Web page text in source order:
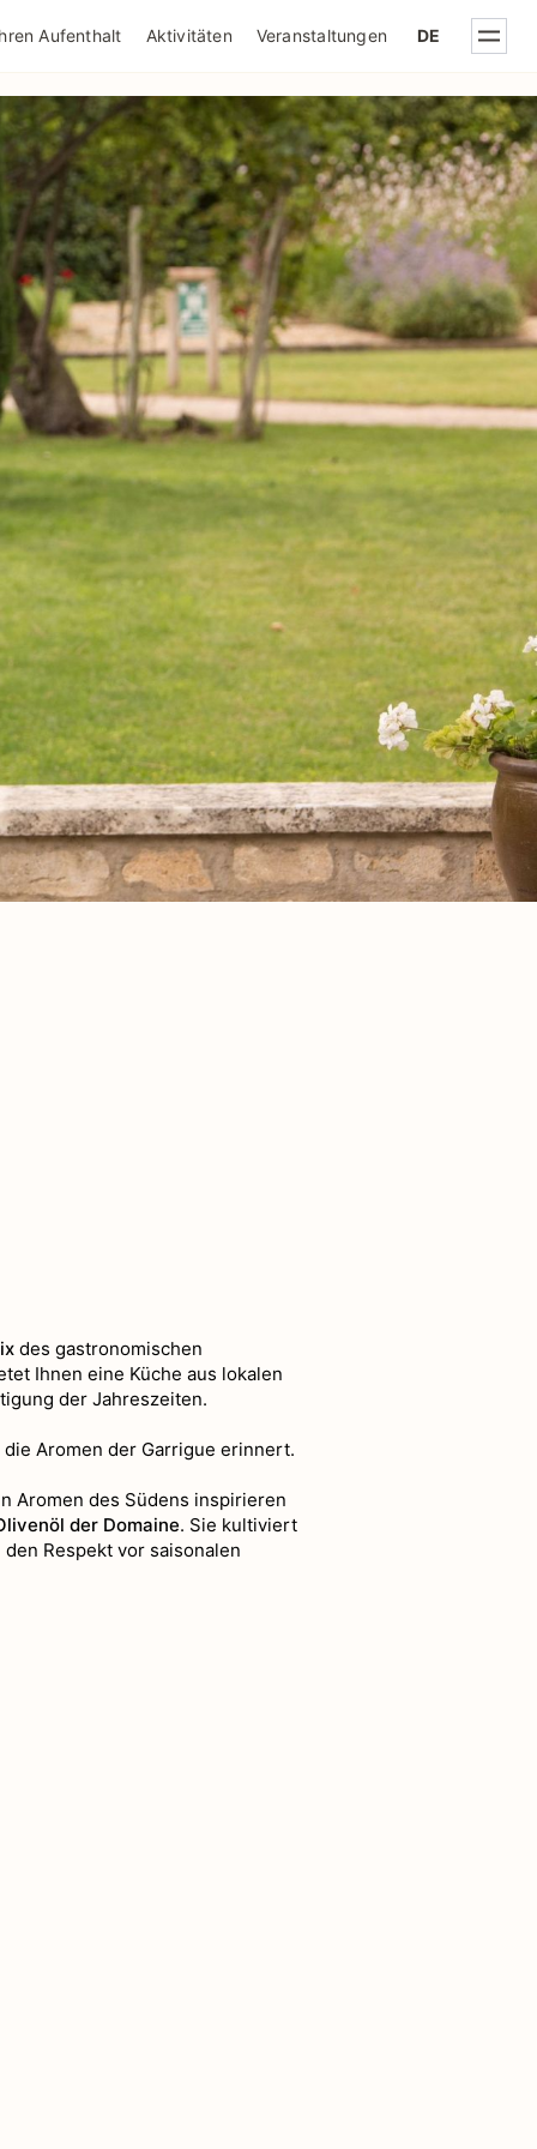
Aufenthalt Aktivitäten Veranstaltungen DE
DE CONFIDENTIALITÉ
des gastronomischen
Ihnen eine Küche aus lokalen
der Jahreszeiten.
Aromen der Garrigue erinnert.
Aromen des Südens inspirieren
der Domaine. Sie kultiviert
Respekt vor saisonalen